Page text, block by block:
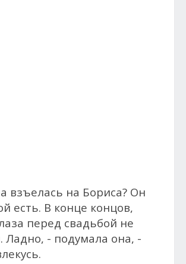
взъелась на Бориса? Он
есть. В конце концов,
перед свадьбой не
Ладно, - подумала она, -